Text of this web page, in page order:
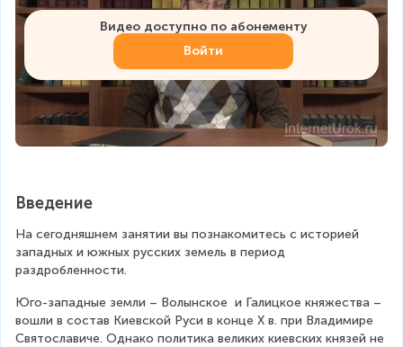
Видео доступно по абонементу
Войти
Введение
На сегодняшнем занятии вы познакомитесь с историей
западных и южных русских земель в период
раздробленности.
Юго-западные земли – Волынское  и Галицкое княжества –
вошли в состав Киевской Руси в конце Х в. при Владимире
Святославиче. Однако политика великих киевских князей не